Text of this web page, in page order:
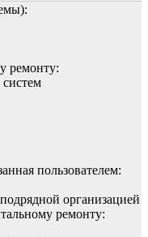
ремонту:
пользователем:
организацией
ремонту: